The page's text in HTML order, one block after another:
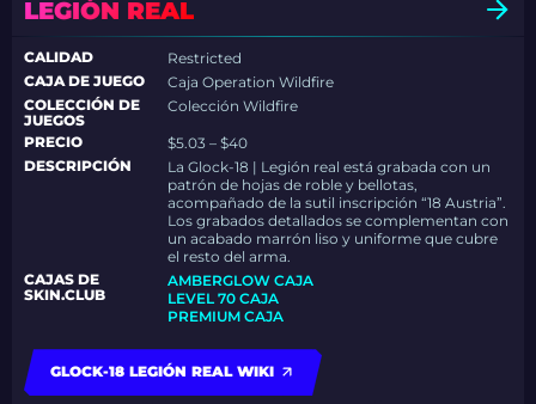
LEGIÓN REAL
CALIDAD
Restricted
CAJA DE JUEGO
Caja Operation Wildfire
COLECCIÓN DE
JUEGOS
Colección Wildfire
PRECIO
$5.03 – $40
DESCRIPCIÓN
La Glock-18 | Legión real está grabada con un
patrón de hojas de roble y bellotas,
acompañado de la sutil inscripción “18 Austria”.
Los grabados detallados se complementan con
un acabado marrón liso y uniforme que cubre
el resto del arma.
CAJAS DE
SKIN.CLUB
AMBERGLOW CAJA
LEVEL 70 CAJA
PREMIUM CAJA
GLOCK-18 LEGIÓN REAL WIKI